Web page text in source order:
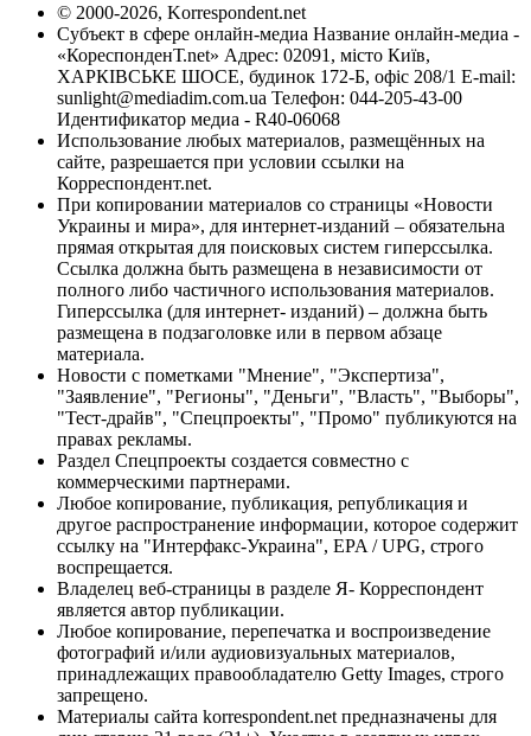
© 2000-2026, Korrespondent.net
Субъект в сфере онлайн-медиа Название онлайн-медиа -
«КореспонденТ.net» Адрес: 02091, місто Київ,
ХАРКІВСЬКЕ ШОСЕ, будинок 172-Б, офіс 208/1 E-mail:
sunlight@mediadim.com.ua Телефон: 044-205-43-00
Идентификатор медиа - R40-06068
Использование любых материалов, размещённых на
сайте, разрешается при условии ссылки на
Корреспондент.net.
При копировании материалов со страницы «Новости
Украины и мира», для интернет-изданий – обязательна
прямая открытая для поисковых систем гиперссылка.
Ссылка должна быть размещена в независимости от
полного либо частичного использования материалов.
Гиперссылка (для интернет- изданий) – должна быть
размещена в подзаголовке или в первом абзаце
материала.
Новости с пометками "Мнение", "Экспертиза",
"Заявление", "Регионы", "Деньги", "Власть", "Выборы",
"Тест-драйв", "Спецпроекты", "Промо" публикуются на
правах рекламы.
Раздел Спецпроекты создается совместно с
коммерческими партнерами.
Любое копирование, публикация, републикация и
другое распространение информации, которое содержит
ссылку на "Интерфакс-Украина", EPA / UPG, строго
воспрещается.
Владелец веб-страницы в разделе Я- Корреспондент
является автор публикации.
Любое копирование, перепечатка и воспроизведение
фотографий и/или аудиовизуальных материалов,
принадлежащих правообладателю Getty Images, строго
запрещено.
Материалы сайта korrespondent.net предназначены для